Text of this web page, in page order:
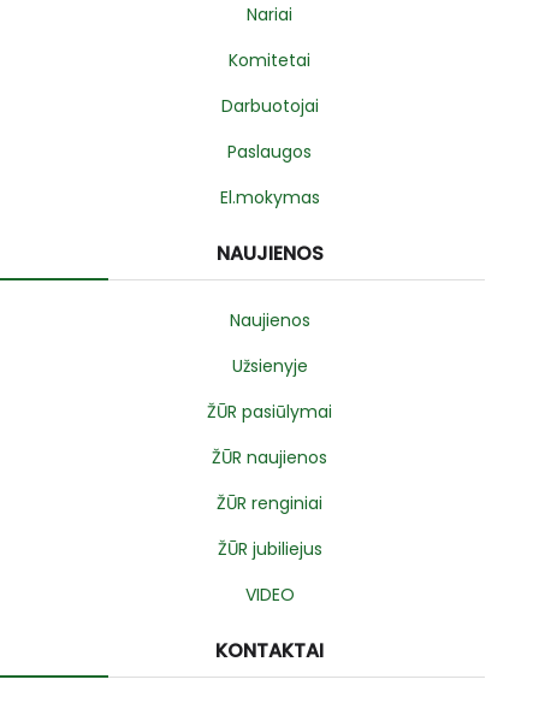
Nariai
Komitetai
Darbuotojai
Paslaugos
El.mokymas
NAUJIENOS
Naujienos
Užsienyje
ŽŪR pasiūlymai
ŽŪR naujienos
ŽŪR renginiai
ŽŪR jubiliejus
VIDEO
KONTAKTAI